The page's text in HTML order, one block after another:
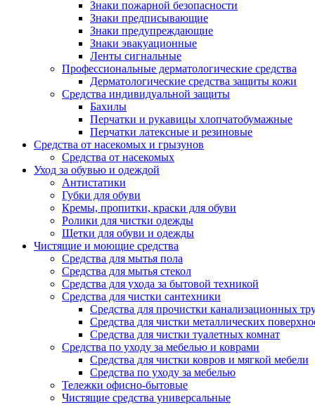
Знаки пожарной безопасности
Знаки предписывающие
Знаки предупреждающие
Знаки эвакуационные
Ленты сигнальные
Профессиональные дерматологические средства
Дерматологические средства защиты кожи
Средства индивидуальной защиты
Бахилы
Перчатки и рукавицы хлопчатобумажные
Перчатки латексные и резиновые
Средства от насекомых и грызунов
Средства от насекомых
Уход за обувью и одеждой
Антистатики
Губки для обуви
Кремы, пропитки, краски для обуви
Ролики для чистки одежды
Щетки для обуви и одежды
Чистящие и моющие средства
Средства для мытья пола
Средства для мытья стекол
Средства для ухода за бытовой техникой
Средства для чистки сантехники
Средства для прочистки канализационных
Средства для чистки металлических
Средства для чистки туалетных комнат
Средства по уходу за мебелью и коврами
Средства для чистки ковров и мягкой мебели
Средства по уходу за мебелью
Тележки офисно-бытовые
Чистящие средства универсальные